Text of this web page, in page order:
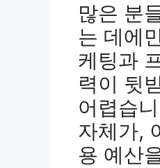
많은 분
는 데에
케팅과
력이 뒷
어렵습
자체가,
용 예산